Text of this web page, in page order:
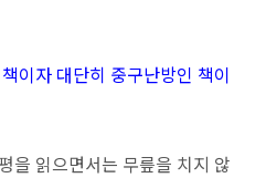
이자 대단히 중구난방인 책이
을 읽으면서는 무릎을 치지 않